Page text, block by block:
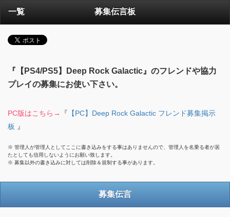
一覧 募集伝言板
『【PS4/PS5】Deep Rock Galactic』のフレンドや協力
プレイの募集にお使い下さい。
PC版はこちら→ 『 【PC】Deep Rock Galactic フレンド募集掲示
板 』
※ 管理人が管理人としてここに書き込みをする事はありませんので、管理人を名乗る者が居
たとしても信用しないようにお願い致します。
※ 募集以外の書き込みに対しては削除＆規制する事があります。
募集伝言